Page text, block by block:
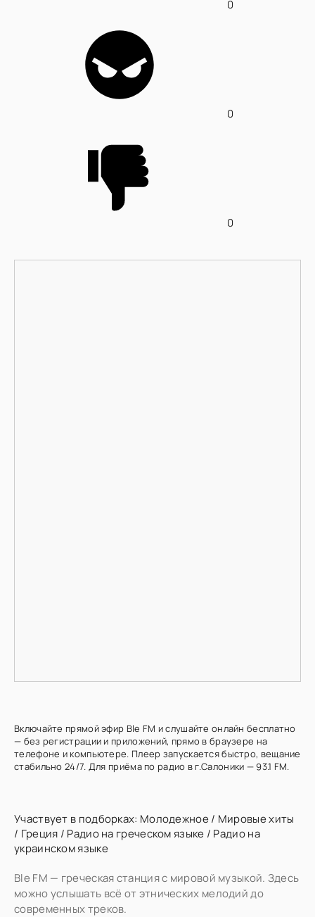
0
0
0
Включайте прямой эфир Ble FM и слушайте онлайн бесплатно
— без регистрации и приложений, прямо в браузере на
телефоне и компьютере. Плеер запускается быстро, вещание
стабильно 24/7. Для приёма по радио в г.Салоники — 93.1 FM.
Участвует в подборках: Молодежное/ Мировые хиты
/ Греция / Радио на греческом языке / Радио на
украинском языке
Ble FM — греческая станция с мировой музыкой. Здесь
можно услышать всё от этнических мелодий до
современных треков.